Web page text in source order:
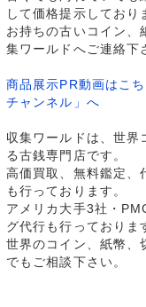
して価格提示しており
お持ちの古いコイン、
集ワールドへご連絡下
商品展示PR動画はこ
チャンネル」へ
収集ワールドは、世界
る古銭専門店です。
高価買取、無料鑑定、
も行っております。
アメリカ大手3社・
グ代行も行っておりま
世界のコイン、紙幣、
でもご相談下さい。